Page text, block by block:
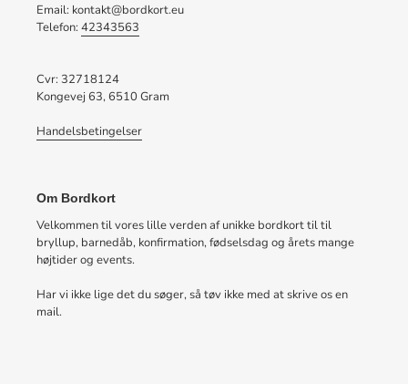
Email: kontakt@bordkort.eu
Telefon: 42343563
Cvr: 32718124
Kongevej 63, 6510 Gram
Handelsbetingelser
Om Bordkort
Velkommen til vores lille verden af unikke bordkort til til
bryllup, barnedåb, konfirmation, fødselsdag og årets mange
højtider og events.
Har vi ikke lige det du søger, så tøv ikke med at skrive os en
mail.